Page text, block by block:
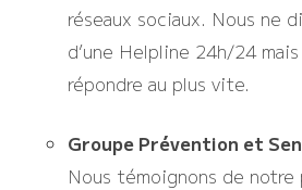
réseaux sociaux. Nous ne
d’une Helpline 24h/24
répondre au plus vite.
Groupe Prévention et
Nous témoignons de notre